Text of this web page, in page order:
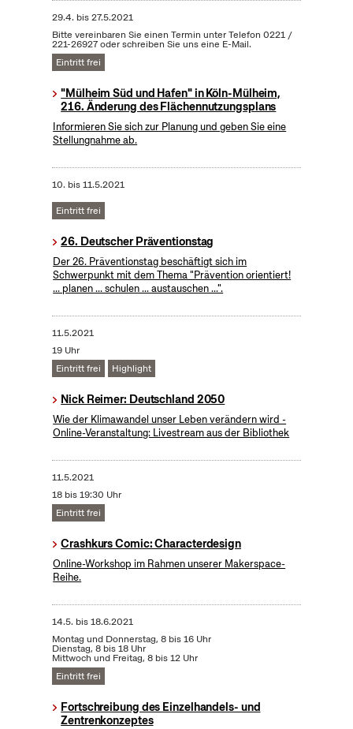
29.4. bis27.5.2021
Bitte vereinbaren Sie einen Termin unter Telefon 0221 /
221-26927 oder schreiben Sie uns eine E-Mail.
Eintritt frei
"Mülheim Süd und Hafen" in Köln-Mülheim,
216. Änderung des Flächennutzungsplans
Informieren Sie sich zur Planung und geben Sie eine
Stellungnahme ab.
10. bis11.5.2021
Eintritt frei
26. Deutscher Präventionstag
Der 26. Präventionstag beschäftigt sich im
Schwerpunkt mit dem Thema "Prävention orientiert!
... planen ... schulen ... austauschen ...".
11.5.2021
19 Uhr
Eintritt frei
Highlight
Nick Reimer: Deutschland 2050
Wie der Klimawandel unser Leben verändern wird -
Online-Veranstaltung: Livestream aus der Bibliothek
11.5.2021
18 bis 19:30 Uhr
Eintritt frei
Crashkurs Comic: Characterdesign
Online-Workshop im Rahmen unserer Makerspace-
Reihe.
14.5. bis18.6.2021
Montag und Donnerstag, 8 bis 16 Uhr
Dienstag, 8 bis 18 Uhr
Mittwoch und Freitag, 8 bis 12 Uhr
Eintritt frei
Fortschreibung des Einzelhandels- und
Zentrenkonzeptes